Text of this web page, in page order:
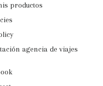
productos
agencia de viajes